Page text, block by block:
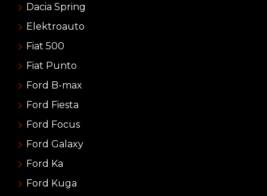
Dacia Spring
Elektroauto
Fiat 500
Fiat Punto
Ford B-max
Ford Fiesta
Ford Focus
Ford Galaxy
Ford Ka
Ford Kuga